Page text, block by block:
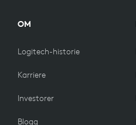
OM
Logitech-historie
Karriere
Investorer
Blogg